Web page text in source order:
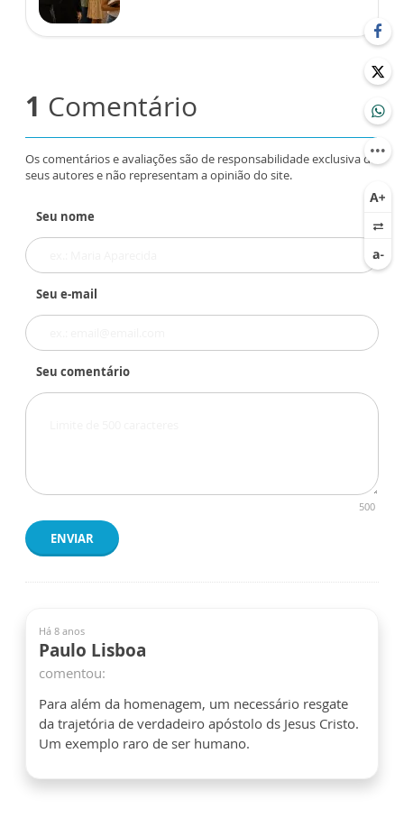
1 Comentário
Os comentários e avaliações são de responsabilidade exclusiva de
seus autores e não representam a opinião do site.
Seu nome
Seu e-mail
Seu comentário
500
ENVIAR
Há 8 anos
Paulo Lisboa
comentou:
Para além da homenagem, um necessário resgate
da trajetória de verdadeiro apóstolo ds Jesus Cristo.
Um exemplo raro de ser humano.